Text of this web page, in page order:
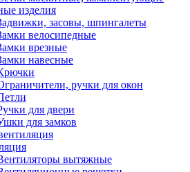
изделия
засовы, шпингалеты
велосипедные
врезные
навесные
ручки для окон
для двери
для замков
вытяжные